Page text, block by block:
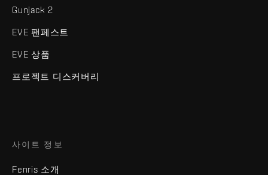
Gunjack 2
EVE 팬페스트
EVE 상품
프로젝트 디스커버리
사이트 정보
Fenris 소개